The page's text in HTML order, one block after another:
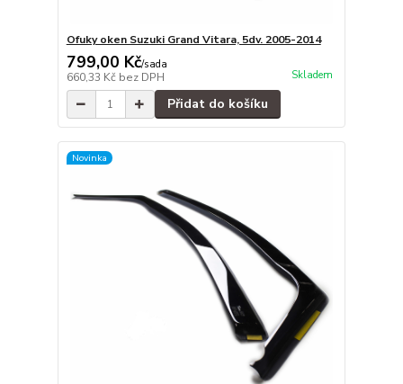
Ofuky oken Suzuki Grand Vitara, 5dv. 2005-2014
799,00 Kč/sada
660,33 Kč bez DPH Skladem
Přidat do košíku
Novinka